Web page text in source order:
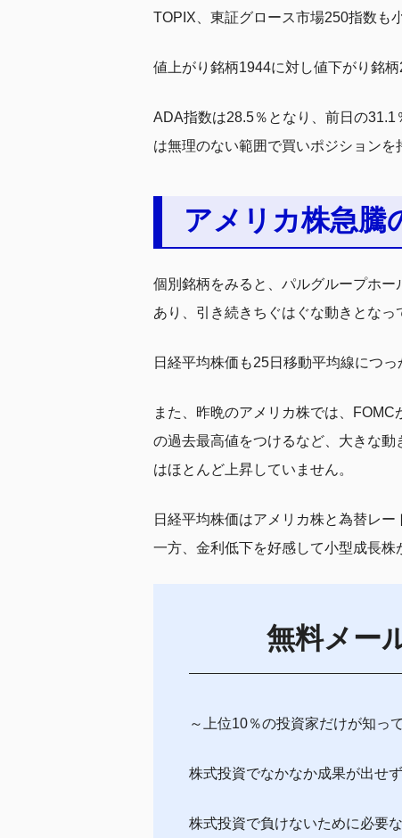
TOPIX、東証グロース市場250指数も
値上がり銘柄1944に対し値下がり銘
ADA指数は28.5％となり、前日の
は無理のない範囲で買いポジションを
アメリカ株急騰
個別銘柄をみると、パルグループホ
あり、引き続きちぐはぐな動きとなっ
日経平均株価も25日移動平均線につ
また、昨晩のアメリカ株では、
の過去最高値をつけるなど、大きな
はほとんど上昇していません。
日経平均株価はアメリカ株と為替レ
一方、金利低下を好感して小型成長株
無料メー
～上位10％の投資家だけが知っ
株式投資でなかなか成果が出せ
株式投資で負けないために必要